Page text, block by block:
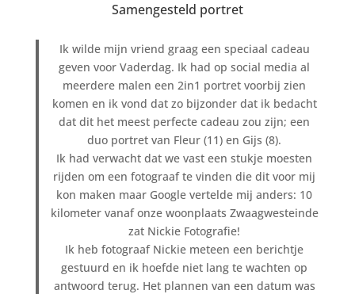
Samengesteld portret
Ik wilde mijn vriend graag een speciaal cadeau
geven voor Vaderdag. Ik had op social media al
meerdere malen een 2in1 portret voorbij zien
komen en ik vond dat zo bijzonder dat ik bedacht
dat dit het meest perfecte cadeau zou zijn; een
duo portret van Fleur (11) en Gijs (8).
Ik had verwacht dat we vast een stukje moesten
rijden om een fotograaf te vinden die dit voor mij
kon maken maar Google vertelde mij anders: 10
kilometer vanaf onze woonplaats Zwaagwesteinde
zat Nickie Fotografie!
Ik heb fotograaf Nickie meteen een berichtje
gestuurd en ik hoefde niet lang te wachten op
antwoord terug. Het plannen van een datum was